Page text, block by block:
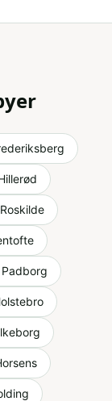
Roskilde
Padborg